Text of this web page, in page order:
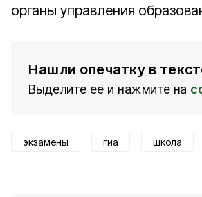
органы управления
Нашли опечатку в
Выделите ее и нажмите на
экзамены гиа школа